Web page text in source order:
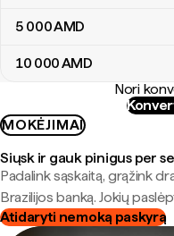
5 000AMD
10 000AMD
Nori
MOKĖJIMAI
Siųsk ir gauk pinigus per
Padalink sąskaitą, grąžink
Brazilijos banką. Jokių
Atidaryti nemoką paskyrą